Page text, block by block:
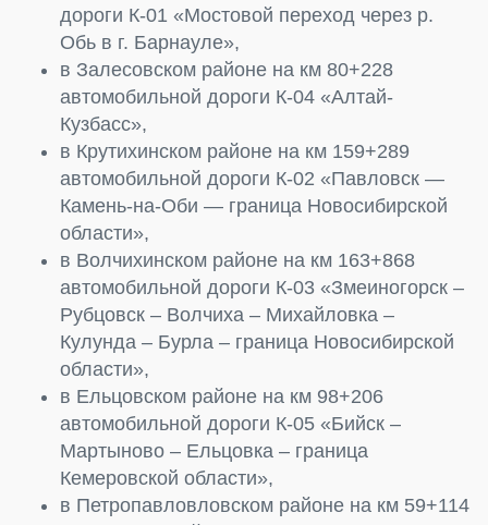
дороги К-01 «Мостовой переход через р.
Обь в г. Барнауле»,
в Залесовском районе на км 80+228
автомобильной дороги К-04 «Алтай-
Кузбасс»,
в Крутихинском районе на км 159+289
автомобильной дороги К-02 «Павловск —
Камень-на-Оби — граница Новосибирской
области»,
в Волчихинском районе на км 163+868
автомобильной дороги К-03 «Змеиногорск –
Рубцовск – Волчиха – Михайловка –
Кулунда – Бурла – граница Новосибирской
области»,
в Ельцовском районе на км 98+206
автомобильной дороги К-05 «Бийск –
Мартыново – Ельцовка – граница
Кемеровской области»,
в Петропавловловском районе на км 59+114